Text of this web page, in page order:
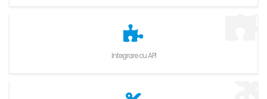
Integrare cu API